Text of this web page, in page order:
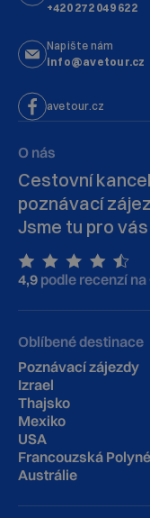
+420 272 049 622
Napište nám
info@avetour.cz
avetour.cz
O nás
Cestovní
poznávací
Jsme tu pro
4,9 podle recenzí na
Oblíbené destinace
Poznávací zájezdy
Izrael
Thajsko
Mexiko
USA
Francouzská
Austrálie